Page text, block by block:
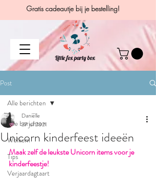
Gratis cadeautje bij je bestelling!
Post
Alle berichten
Welkom
Tips
Verjaardagtaart
Alle berichten
Unicorn kinderfeest ideeën
Daniëlle
27 jul 2021
Maak zelf de leukste Unicorn items voor je
kinderfeestje!